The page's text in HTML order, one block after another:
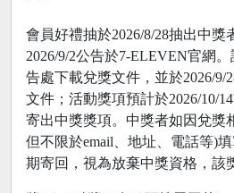
會員好禮抽於2026/8/28抽出中獎
2026/9/2公告於7-ELEVEN官網
告處下載兌獎文件，並於2026/9/
文件；活動獎項預計於2026/10/
寄出中獎獎項。中獎者如因兌獎
但不限於email、地址、電話等)
期寄回，視為放棄中獎資格，該